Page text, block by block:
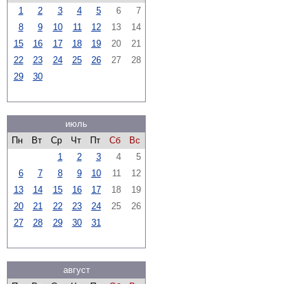
1
2 3 4 5 6
7
8
9 10 11 12 13
14
15
16 17 18 19 20
21
22
23 24 25 26 27
28
29
30
июль
Пн
Вт Ср Чт Пт Сб
Вс
1
2 3 4
5
6
7 8 9 10 11
12
13
14 15 16 17 18
19
20
21 22 23 24 25
26
27
28 29 30 31
август